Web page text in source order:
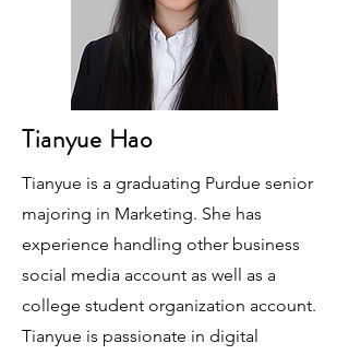
Tianyue Hao
Tianyue is a graduating Purdue senior
majoring in Marketing. She has
experience handling other business
social media account as well as a
college student organization account.
Tianyue is passionate in digital